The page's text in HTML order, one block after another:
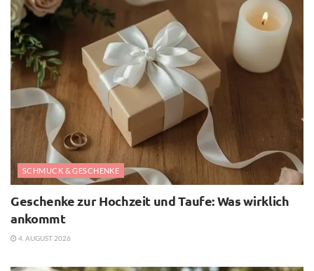
SCHMUCK & GESCHENKE
Geschenke zur Hochzeit und Taufe: Was wirklich
ankommt
4. AUGUST 2026